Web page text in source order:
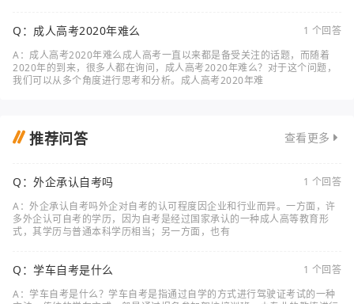
Q：成人高考2020年难么
1 个回答
A：成人高考2020年难么成人高考一直以来都是备受关注的话题，而随着
2020年的到来，很多人都在询问，成人高考2020年难么？对于这个问题，
我们可以从多个角度进行思考和分析。成人高考2020年难
推荐问答 查看更多
Q：外企承认自考吗
1 个回答
A：外企承认自考吗外企对自考的认可程度因企业和行业而异。一方面，许
多外企认可自考的学历，因为自考是经过国家承认的一种成人高等教育形
式，其学历与普通本科学历相当；另一方面，也有
Q：学车自考是什么
1 个回答
A：学车自考是什么？学车自考是指通过自学的方式进行驾驶证考试的一种